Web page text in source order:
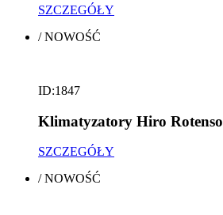
SZCZEGÓŁY
/NOWOŚĆ
ID:1847
Klimatyzatory Hiro Rotenso
SZCZEGÓŁY
/NOWOŚĆ